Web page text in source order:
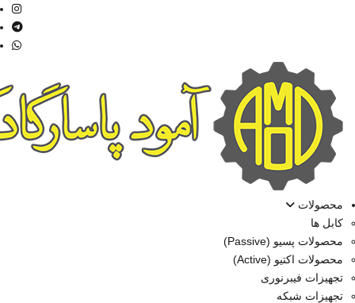
محصولات
کابل ها
محصولات پسیو (Passive)
محصولات اکتیو (Active)
تجهیزات فیبرنوری
تجهیزات شبکه